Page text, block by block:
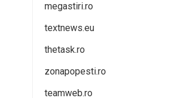
megastiri.ro
textnews.eu
thetask.ro
zonapopesti.ro
teamweb.ro